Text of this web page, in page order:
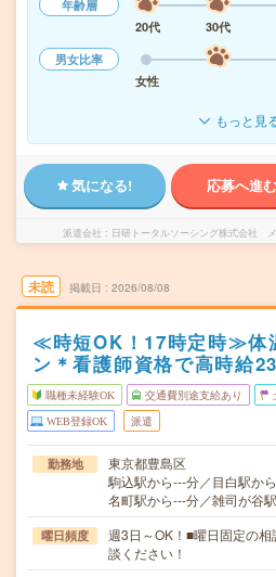
年齢層
20代
30代
男女比率
女性
もっと見
気になる! 応募へ進む
派遣会社 日研トータルソーシング株式会社
未読 掲載日 2026/08/08
≪時短OK！17時定時≫体
ン＊看護師資格で高時給
職種未経験OK 交通費別途支給あり
WEB登録OK 派遣
勤務地
東京都豊島区
駒込駅から---分／目白駅か
名町駅から---分／雑司が谷
曜日頻度
週3日～OK！■曜日固定の
談ください！